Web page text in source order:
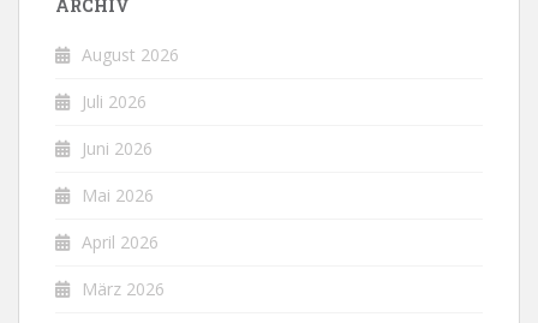
ARCHIV
August 2026
Juli 2026
Juni 2026
Mai 2026
April 2026
März 2026